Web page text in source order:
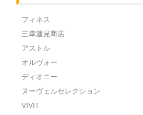
フィネス
三幸蓮見商店
アストル
オルヴォー
ディオニー
ヌーヴェルセレクション
VIVIT